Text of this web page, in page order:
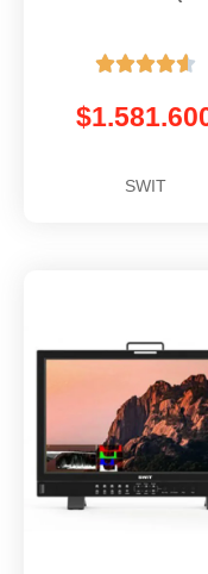

$
SWIT